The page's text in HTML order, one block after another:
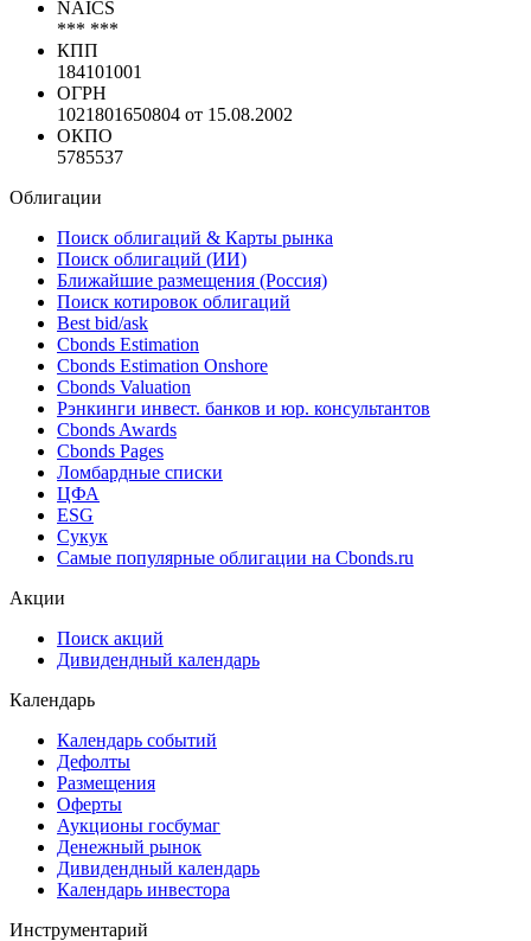
NAICS
*** ***
КПП
184101001
ОГРН
1021801650804 от 15.08.2002
ОКПО
5785537
Облигации
Поиск облигаций & Карты рынка
Поиск облигаций (ИИ)
Ближайшие размещения (Россия)
Поиск котировок облигаций
Best bid/ask
Cbonds Estimation
Cbonds Estimation Onshore
Cbonds Valuation
Рэнкинги инвест. банков и юр. консультантов
Cbonds Awards
Cbonds Pages
Ломбардные списки
ЦФА
ESG
Сукук
Самые популярные облигации на Cbonds.ru
Акции
Поиск акций
Дивидендный календарь
Календарь
Календарь событий
Дефолты
Размещения
Оферты
Аукционы госбумаг
Денежный рынок
Дивидендный календарь
Календарь инвестора
Инструментарий